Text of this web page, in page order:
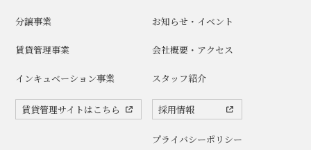
分譲事業
賃貸管理事業
インキュベーション事業
賃貸管理サイトはこちら
お知らせ・イベント
会社概要・アクセス
スタッフ紹介
採用情報
プライバシーポリシー